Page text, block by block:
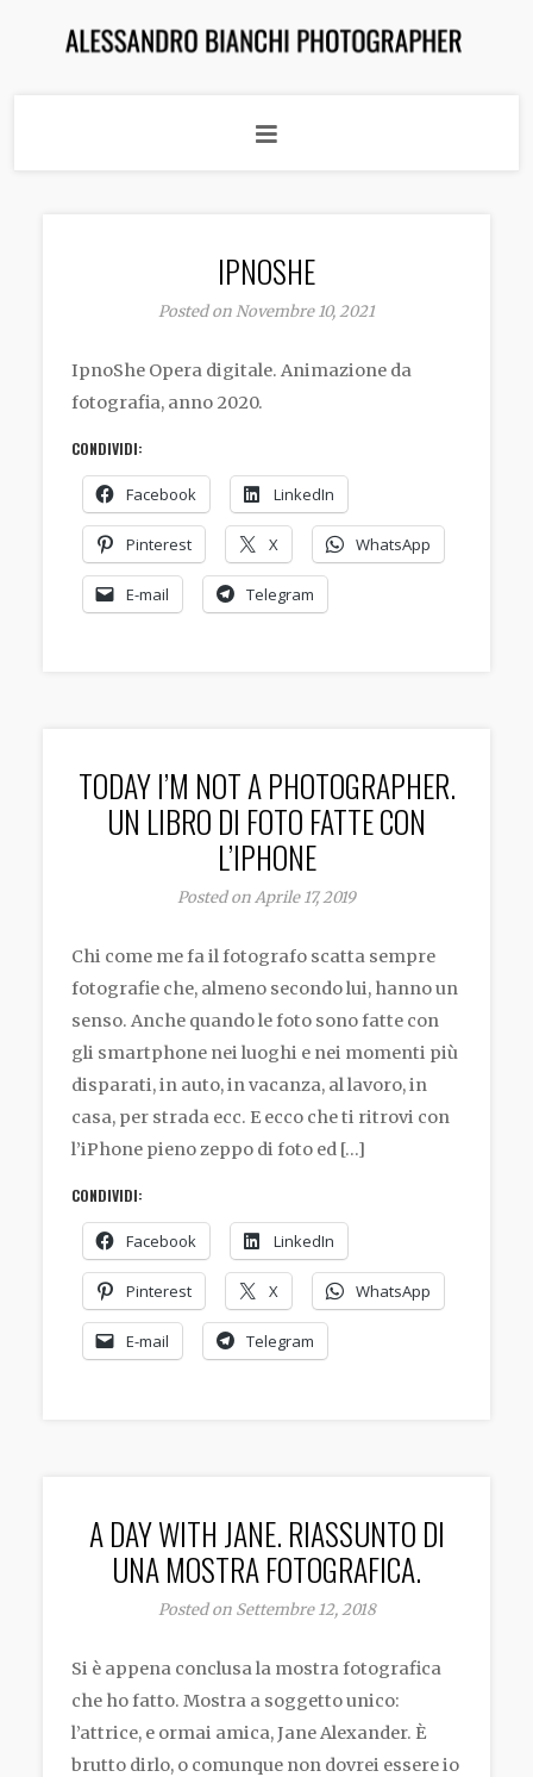
IPNOSHE
Posted on Novembre 10, 2021
IpnoShe Opera digitale. Animazione da
fotografia, anno 2020.
CONDIVIDI:
Facebook LinkedIn
Pinterest X WhatsApp
E-mail Telegram
TODAY I’M NOT A PHOTOGRAPHER.
UN LIBRO DI FOTO FATTE CON
L’IPHONE
Posted on Aprile 17, 2019
Chi come me fa il fotografo scatta sempre
fotografie che, almeno secondo lui, hanno un
senso. Anche quando le foto sono fatte con
gli smartphone nei luoghi e nei momenti più
disparati, in auto, in vacanza, al lavoro, in
casa, per strada ecc. E ecco che ti ritrovi con
l’iPhone pieno zeppo di foto ed […]
CONDIVIDI:
Facebook LinkedIn
Pinterest X WhatsApp
E-mail Telegram
A DAY WITH JANE. RIASSUNTO DI
UNA MOSTRA FOTOGRAFICA.
Posted on Settembre 12, 2018
Si è appena conclusa la mostra fotografica
che ho fatto. Mostra a soggetto unico:
l’attrice, e ormai amica, Jane Alexander. È
brutto dirlo, o comunque non dovrei essere io